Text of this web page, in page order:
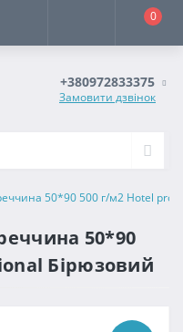
0
+380972833375
Замовити дзвінок
50*90 500 г/м2 Hotel
50*90
Бірюзовий